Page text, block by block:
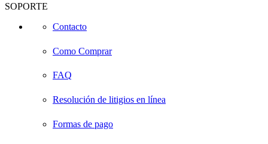
SOPORTE
Contacto
Como Comprar
FAQ
Resolución de litigios en línea
Formas de pago